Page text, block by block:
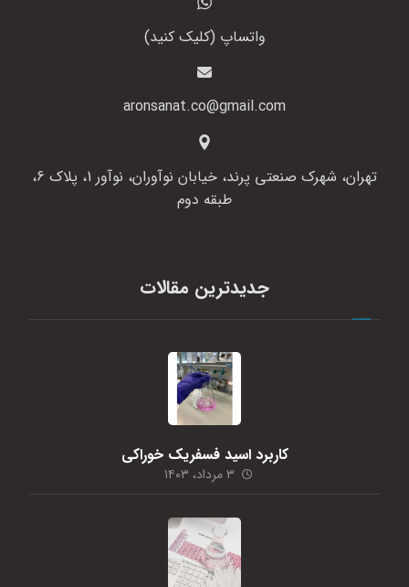
واتساپ (کلیک کنید)
aronsanat.co@gmail.com
تهران، شهرک صنعتی پرند، خیابان نوآوران، نوآور 1، پلاک 6،
طبقه دوم
جدیدترین مقالات
کاربرد اسید فسفریک خوراکی
۳ مرداد، ۱۴۰۳